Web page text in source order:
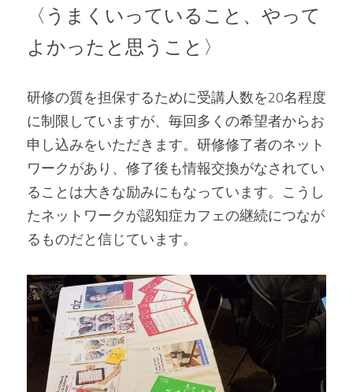
〈うまくいっていること、やって
よかったと思うこと〉
研修の質を担保するために受講人数を20名程度
に制限していますが、毎回多くの希望者からお
申し込みをいただきます。研修修了者のネット
ワークがあり、修了後も情報交換がなされてい
ることは大きな励みにもなっています。こうし
たネットワークが認知症カフェの継続につなが
るものだと信じています。